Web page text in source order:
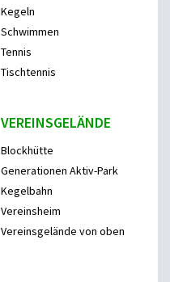
Kegeln
Schwimmen
Tennis
Tischtennis
VEREINSGELÄNDE
Blockhütte
Generationen Aktiv-Park
Kegelbahn
Vereinsheim
Vereinsgelände von oben